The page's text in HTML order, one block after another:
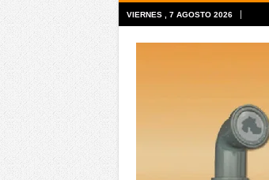
VIERNES , 7 AGOSTO 2026